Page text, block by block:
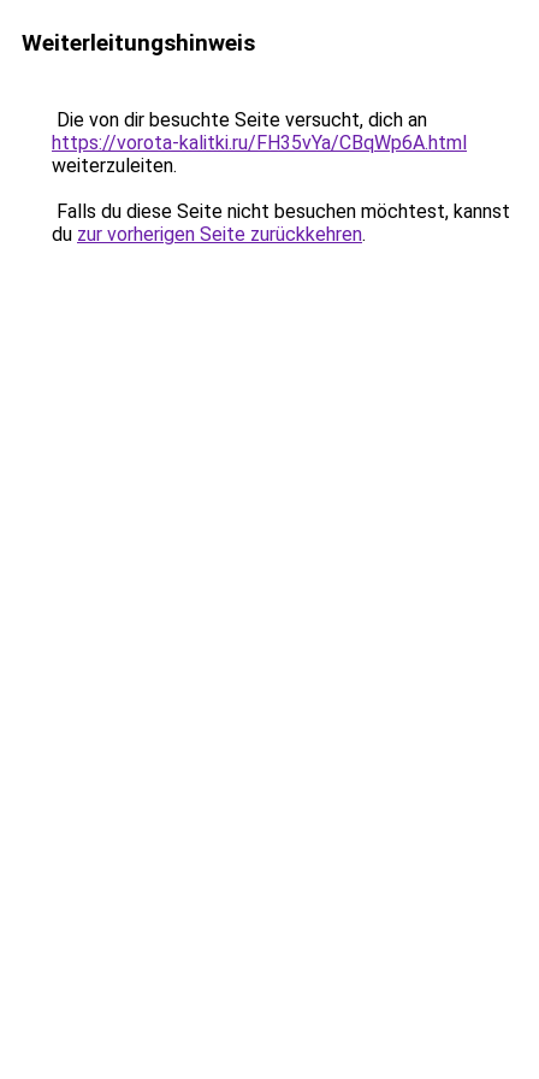
Weiterleitungshinweis
Die von dir besuchte Seite versucht, dich an
https://vorota-kalitki.ru/FH35vYa/CBqWp6A.html
weiterzuleiten.
Falls du diese Seite nicht besuchen möchtest, kannst
du zur vorherigen Seite zurückkehren.